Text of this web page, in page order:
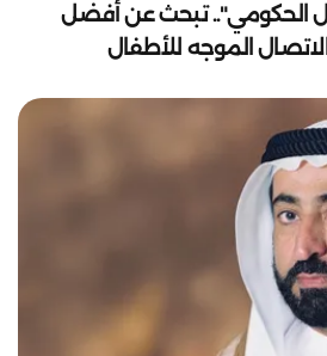
الحكومي".. تبحث عن أفضل
الاتصال الموجه للأطفال